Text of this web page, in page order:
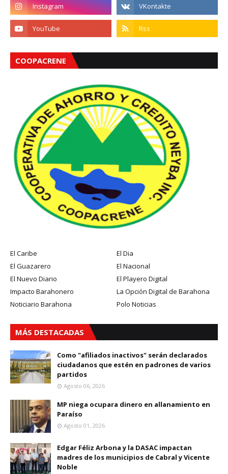
COOPACRENE
El Caribe
El Dia
El Guazarero
El Nacional
El Nuevo Diario
El Playero Digital
Impacto Barahonero
La Opción Digital de Barahona
Noticiario Barahona
Polo Noticias
MÁS DESTACADAS
Como "afiliados inactivos" serán declarados
ciudadanos que estén en padrones de varios
partidos
Agosto 06, 2026
MP niega ocupara dinero en allanamiento en
Paraíso
Agosto 01, 2026
Edgar Féliz Arbona y la DASAC impactan
madres de los municipios de Cabral y Vicente
Noble